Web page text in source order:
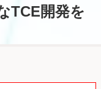
TCE開発を